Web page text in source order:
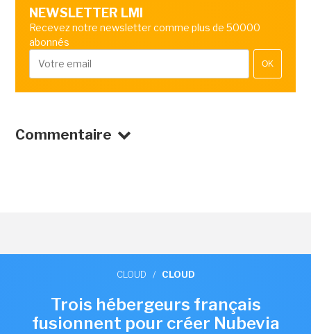
NEWSLETTER LMI
Recevez notre newsletter comme plus de 50000
abonnés
OK
Commentaire
CLOUD / CLOUD
Trois hébergeurs français
fusionnent pour créer Nubevia